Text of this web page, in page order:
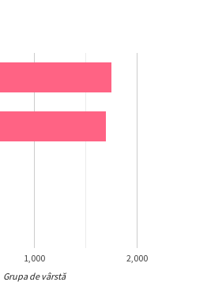
1,000 2,000
Grupa de vârstă